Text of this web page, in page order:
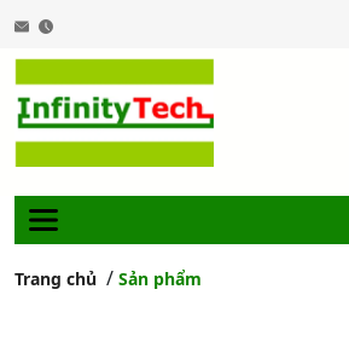
Trang chủ Sản phẩm